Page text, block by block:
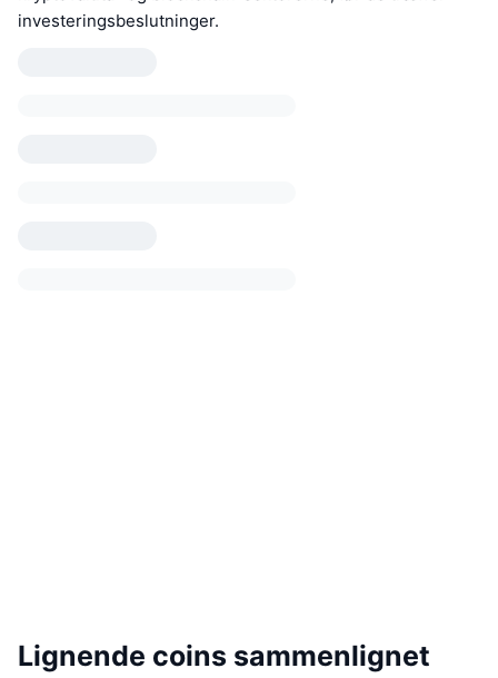
investeringsbeslutninger.
Lignende coins sammenlignet